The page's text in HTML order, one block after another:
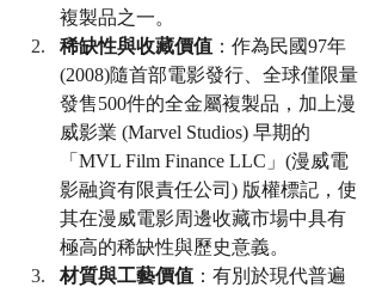
複製品之一。
稀缺性與收藏價值 ：作為民國97年
(2008)隨首部電影發行、全球僅限量
發售500件的全金屬複製品，加上漫
威影業 (Marvel Studios) 早期的
「MVL Film Finance LLC」(漫威電
影融資有限責任公司) 版權標記，使
其在漫威電影周邊收藏市場中具有
極高的稀缺性與歷史意義。
材質與工藝價值 ：有別於現代普遍